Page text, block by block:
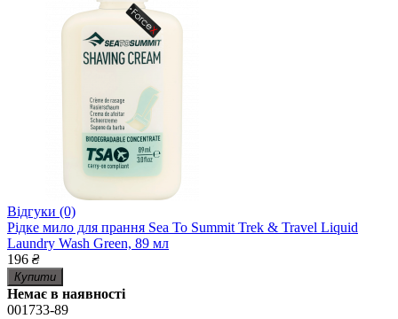
Відгуки (0)
Рідке мило для прання Sea To Summit Trek & Travel Liquid
Laundry Wash Green, 89 мл
196 ₴
Купити
Немає в наявності
001733-89